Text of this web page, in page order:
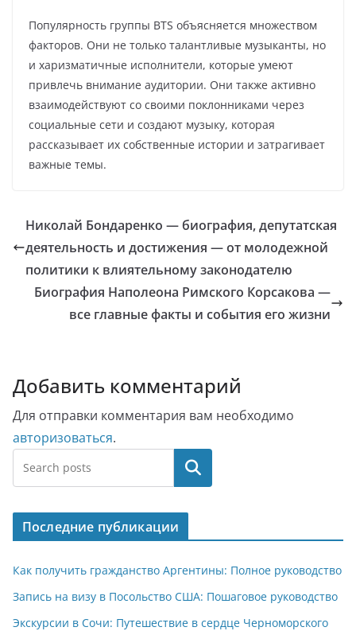
Популярность группы BTS объясняется множеством
факторов. Они не только талантливые музыканты, но
и харизматичные исполнители, которые умеют
привлечь внимание аудитории. Они также активно
взаимодействуют со своими поклонниками через
социальные сети и создают музыку, которая
рассказывает их собственные истории и затрагивает
важные темы.
Николай Бондаренко — биография, депутатская
деятельность и достижения — от молодежной
политики к влиятельному законодателю
Биография Наполеона Римского Корсакова —
все главные факты и события его жизни
Добавить комментарий
Для отправки комментария вам необходимо
авторизоваться.
Поиск
Последние публикации
Как получить гражданство Аргентины: Полное руководство
Запись на визу в Посольство США: Пошаговое руководство
Экскурсии в Сочи: Путешествие в сердце Черноморского